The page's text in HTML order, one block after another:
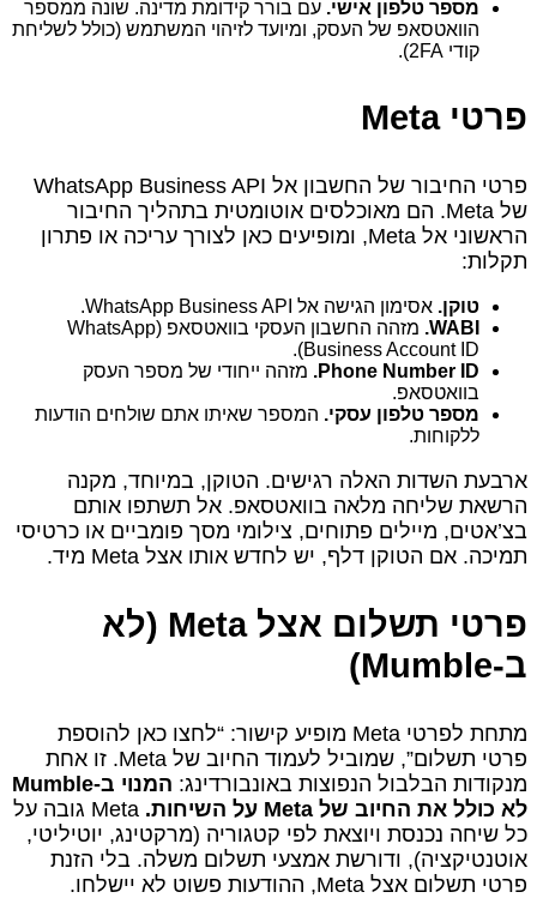
מספר טלפון אישי. עם בורר קידומת מדינה. שונה ממספר
הוואטסאפ של העסק, ומיועד לזיהוי המשתמש (כולל לשליחת
קודי 2FA).
פרטי Meta
פרטי החיבור של החשבון אל WhatsApp Business API
של Meta. הם מאוכלסים אוטומטית בתהליך החיבור
הראשוני אל Meta, ומופיעים כאן לצורך עריכה או פתרון
תקלות:
טוקן. אסימון הגישה אל WhatsApp Business API.
WABI.
מזהה החשבון העסקי בוואטסאפ (WhatsApp
Business Account ID).
Phone Number ID.
מזהה ייחודי של מספר העסק
בוואטסאפ.
מספר טלפון עסקי. המספר שאיתו אתם שולחים הודעות
ללקוחות.
ארבעת השדות האלה רגישים. הטוקן, במיוחד, מקנה
הרשאת שליחה מלאה בוואטסאפ. אל תשתפו אותם
בצ’אטים, מיילים פתוחים, צילומי מסך פומביים או כרטיסי
תמיכה. אם הטוקן דלף, יש לחדש אותו אצל Meta מיד.
פרטי תשלום אצל Meta (לא
ב‑Mumble)
מתחת לפרטי Meta מופיע קישור: “לחצו כאן להוספת
פרטי תשלום”, שמוביל לעמוד החיוב של Meta. זו אחת
מנקודות הבלבול הנפוצות באונבורדינג:
המנוי ב‑Mumble
לא כולל את החיוב של Meta על השיחות.
Meta גובה על
כל שיחה נכנסת ויוצאת לפי קטגוריה (מרקטינג, יוטיליטי,
אוטנטיקציה), ודורשת אמצעי תשלום משלה. בלי הזנת
פרטי תשלום אצל Meta, ההודעות פשוט לא יישלחו.